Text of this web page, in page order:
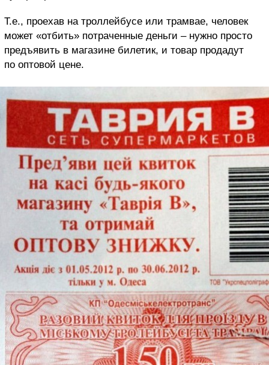
Т.е., проехав на троллейбусе или трамвае, человек
может «отбить» потраченные деньги – нужно просто
предъявить в магазине билетик, и товар продадут
по оптовой цене.